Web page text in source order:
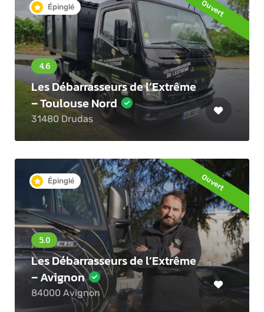
Épinglé Ouvert
Les Débarrasseurs de l’Extrême
– Toulouse Nord
31480 Drudas
Épinglé Ouvert
Les Débarrasseurs de l’Extrême
– Avignon
84000 Avignon